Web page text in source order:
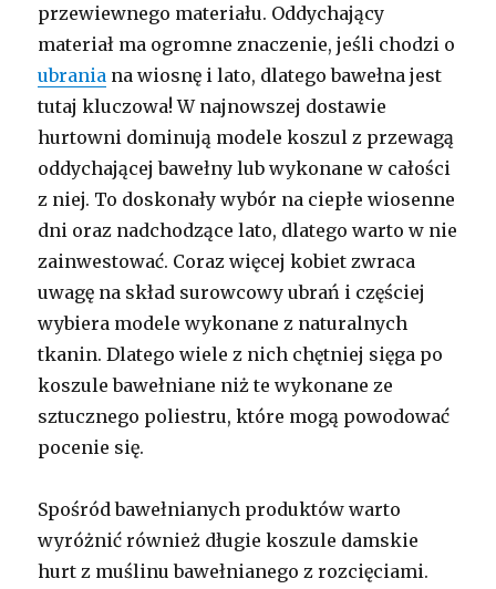
przewiewnego materiału. Oddychający
materiał ma ogromne znaczenie, jeśli chodzi o
ubrania na wiosnę i lato, dlatego bawełna jest
tutaj kluczowa! W najnowszej dostawie
hurtowni dominują modele koszul z przewagą
oddychającej bawełny lub wykonane w całości
z niej. To doskonały wybór na ciepłe wiosenne
dni oraz nadchodzące lato, dlatego warto w nie
zainwestować. Coraz więcej kobiet zwraca
uwagę na skład surowcowy ubrań i częściej
wybiera modele wykonane z naturalnych
tkanin. Dlatego wiele z nich chętniej sięga po
koszule bawełniane niż te wykonane ze
sztucznego poliestru, które mogą powodować
pocenie się.
Spośród bawełnianych produktów warto
wyróżnić również długie koszule damskie
hurt z muślinu bawełnianego z rozcięciami.